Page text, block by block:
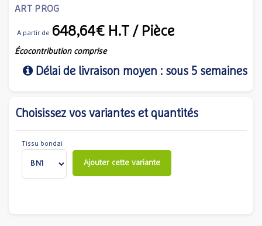
ART PROG
A partir de 648,64€ H.T / Pièce
Écocontribution comprise
Délai de livraison moyen : sous 5 semaines
Choisissez vos variantes et quantités
Tissu bondai
Ajouter cette variante